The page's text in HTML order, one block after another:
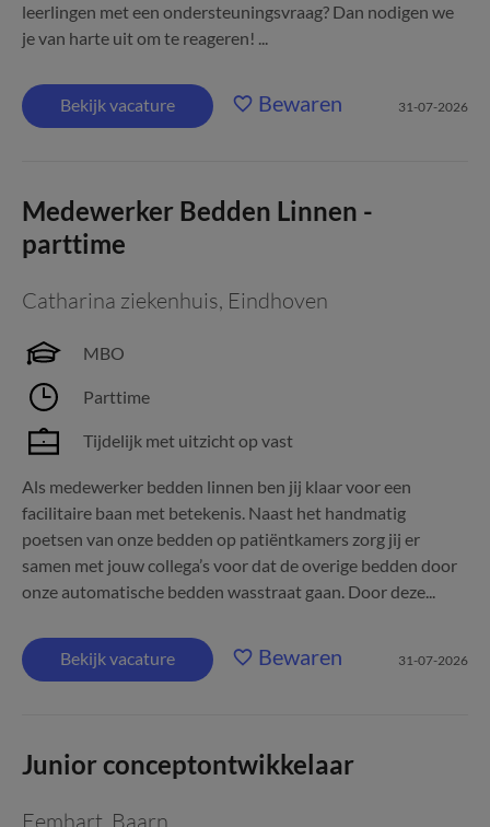
leerlingen met een ondersteuningsvraag? Dan nodigen we
je van harte uit om te reageren! ...
Bekijk vacature Bewaren 31-07-2026
Medewerker Bedden Linnen -
parttime
Catharina ziekenhuis, Eindhoven
MBO
Parttime
Tijdelijk met uitzicht op vast
Als medewerker bedden linnen ben jij klaar voor een
facilitaire baan met betekenis. Naast het handmatig
poetsen van onze bedden op patiëntkamers zorg jij er
samen met jouw collega’s voor dat de overige bedden door
onze automatische bedden wasstraat gaan. Door deze...
Bekijk vacature Bewaren 31-07-2026
Junior conceptontwikkelaar
Eemhart Baarn